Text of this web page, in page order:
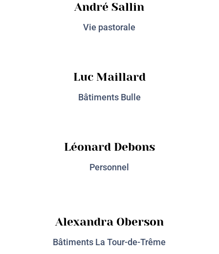
André Sallin
Vie pastorale
Luc Maillard
Bâtiments Bulle
Léonard Debons
Personnel
Alexandra Oberson
Bâtiments La Tour-de-Trême